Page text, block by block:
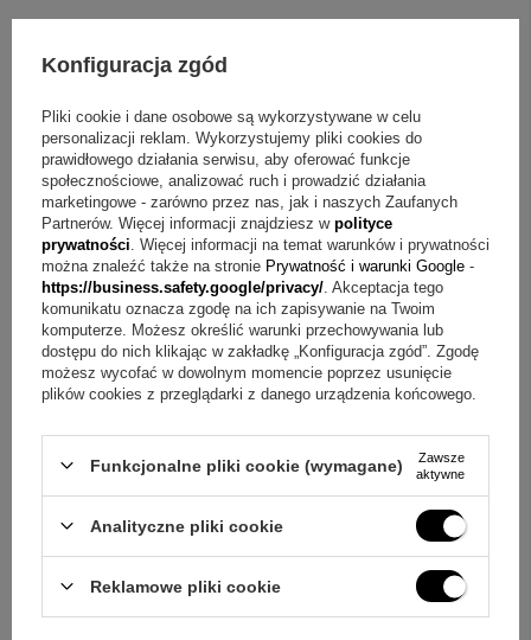
„Pamiątka Chrztu Świętego
Hania
14.08.2025
Matka Chrzestna”
„Na pamiątkę Chrztu Świętego
Niech Anioł Stróż czuwa nad Tobą
Dziadkowie”
Pytania i odpowiedzi
Czy ten obrazek pasuje na prezent na Chrzest Święty?
Konfiguracja zgód
Pliki cookie i dane osobowe są wykorzystywane w celu
personalizacji reklam. Wykorzystujemy pliki cookies do
prawidłowego działania serwisu, aby oferować funkcje
społecznościowe, analizować ruch i prowadzić działania
marketingowe - zarówno przez nas, jak i naszych Zaufanych
Partnerów. Więcej informacji znajdziesz w polityce
prywatności . Więcej informacji na temat warunków i prywatności
można znaleźć także na stronie Prywatność i warunki Google -
https://business.safety.google/privacy/ . Akceptacja tego
komunikatu oznacza zgodę na ich zapisywanie na Twoim
komputerze. Możesz określić warunki przechowywania lub
dostępu do nich klikając w zakładkę „Konfiguracja zgód”. Zgodę
możesz wycofać w dowolnym momencie poprzez usunięcie
plików cookies z przeglądarki z danego urządzenia końcowego.
Funkcjonalne pliki cookie (wymagane)
Zawsze
aktywne
Analityczne pliki cookie
Reklamowe pliki cookie